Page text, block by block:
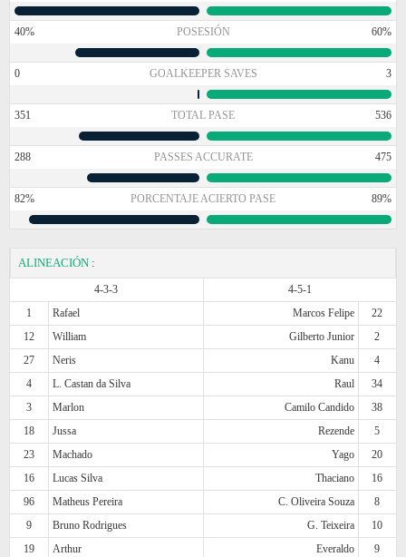
40% POSESIÓN 60%
0 GOALKEEPER SAVES 3
351 TOTAL PASE 536
288 PASSES ACCURATE 475
82% PORCENTAJE ACIERTO PASE 89%
ALINEACIÓN :
4-3-3
4-5-1
1
Rafael Marcos Felipe
22
12
William Gilberto Junior
2
27
Neris Kanu
4
4
L. Castan da Silva Raul
34
3
Marlon Camilo Candido
38
18
Jussa Rezende
5
23
Machado Yago
20
16
Lucas Silva Thaciano
16
96
Matheus Pereira C. Oliveira Souza
8
9
Bruno Rodrigues G. Teixeira
10
19
Arthur Everaldo 9